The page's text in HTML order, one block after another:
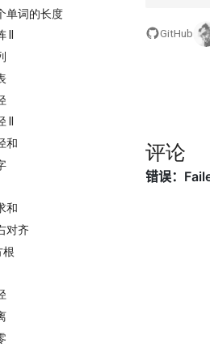
单词的长度
和
和
对齐
根
GitHub
评论